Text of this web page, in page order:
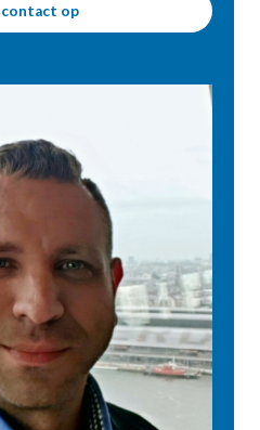
contact op